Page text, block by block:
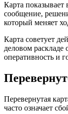
Карта
сообщение,
который меняет
Карта советует
деловом раскладе
оперативность и
Перевернутая
часто означает